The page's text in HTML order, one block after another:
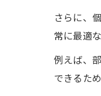
さらに、
常に最適
例えば、
できるた